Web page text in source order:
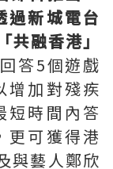
過新城電台
融香港」
答5個遊戲
增加對殘疾
短時間內答
更可獲得港
與藝人鄭欣